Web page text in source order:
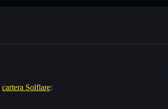
cartera Solflare: